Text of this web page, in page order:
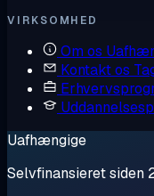
VIRKSOMHED
Om os
Kontakt os
Uafhængige
Selvfinansieret siden